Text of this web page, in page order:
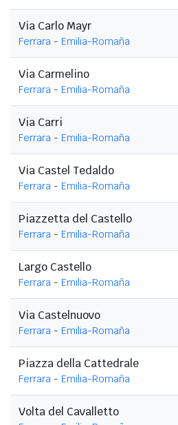
Via Carlo Mayr
Ferrara - Emilia-Romaña
Via Carmelino
Ferrara - Emilia-Romaña
Via Carri
Ferrara - Emilia-Romaña
Via Castel Tedaldo
Ferrara - Emilia-Romaña
Piazzetta del Castello
Ferrara - Emilia-Romaña
Largo Castello
Ferrara - Emilia-Romaña
Via Castelnuovo
Ferrara - Emilia-Romaña
Piazza della Cattedrale
Ferrara - Emilia-Romaña
Volta del Cavalletto